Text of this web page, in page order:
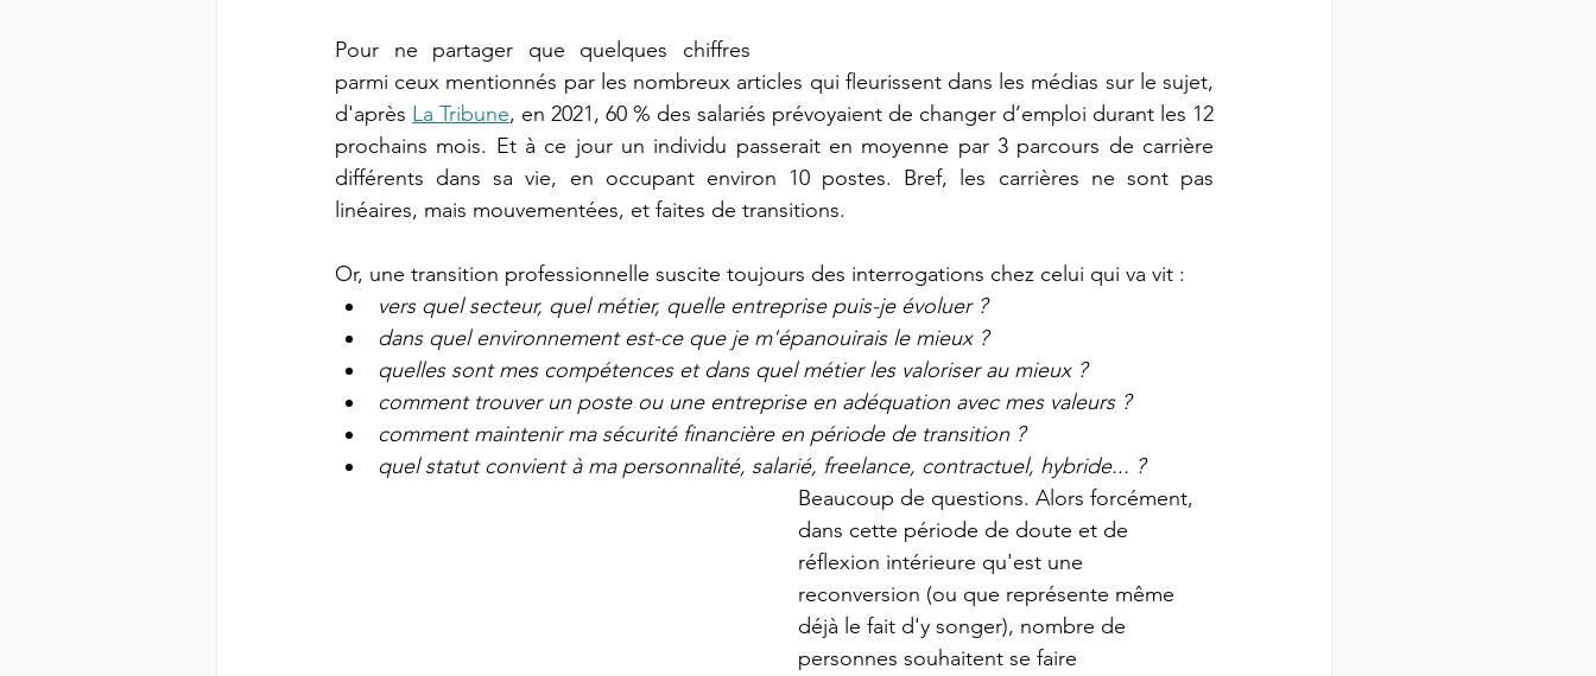
Pour ne partager que quelques chiffres
parmi ceux mentionnés par les nombreux articles qui fleurissent dans les médias sur le sujet,
d'après La Tribune, en 2021, 60 % des salariés prévoyaient de changer d’emploi durant les 12
prochains mois. Et à ce jour un individu passerait en moyenne par 3 parcours de carrière
différents dans sa vie, en occupant environ 10 postes. Bref, les carrières ne sont pas
linéaires, mais mouvementées, et faites de transitions.
Or, une transition professionnelle suscite toujours des interrogations chez celui qui va vit :
vers quel secteur, quel métier, quelle entreprise puis-je évoluer ?
dans quel environnement est-ce que je m'épanouirais le mieux ?
quelles sont mes compétences et dans quel métier les valoriser au mieux ?
comment trouver un poste ou une entreprise en adéquation avec mes valeurs ?
comment maintenir ma sécurité financière en période de transition ?
quel statut convient à ma personnalité, salarié, freelance, contractuel, hybride... ?
Beaucoup de questions. Alors forcément,
dans cette période de doute et de
réflexion intérieure qu'est une
reconversion (ou que représente même
déjà le fait d'y songer), nombre de
personnes souhaitent se faire